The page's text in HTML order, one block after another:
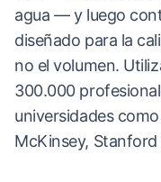
agua — y luego
diseñado para la
no el volumen.
300.000
universidades
McKinsey,